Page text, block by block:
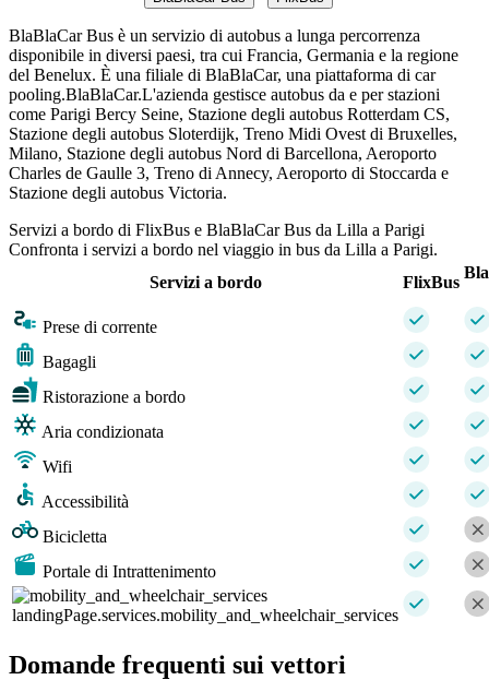
BlaBlaCar Bus è un servizio di autobus a lunga percorrenza
disponibile in diversi paesi, tra cui Francia, Germania e la regione
del Benelux. È una filiale di BlaBlaCar, una piattaforma di car
pooling.BlaBlaCar.L'azienda gestisce autobus da e per stazioni
come Parigi Bercy Seine, Stazione degli autobus Rotterdam CS,
Stazione degli autobus Sloterdijk, Treno Midi Ovest di Bruxelles,
Milano, Stazione degli autobus Nord di Barcellona, ​​Aeroporto
Charles de Gaulle 3, Treno di Annecy, Aeroporto di Stoccarda e
Stazione degli autobus Victoria.
Servizi a bordo di FlixBus e BlaBlaCar Bus da Lilla a Parigi
Confronta i servizi a bordo nel viaggio in bus da Lilla a Parigi.
Servizi a bordo
FlixBus
Prese di corrente
Bagagli
Ristorazione a bordo
Aria condizionata
Wifi
Accessibilità
Bicicletta
Portale di Intrattenimento
landingPage.services.mobility_and_wheelchair_services
Domande frequenti sui vettori